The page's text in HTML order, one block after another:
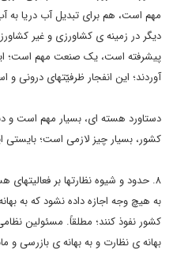
مهم است، هم برای تبدیل آب دریا به
دیگر در زمینه ی کشاورزی و غیر
پیشرفته است، یک صنعت مهم است؛
آوردند؛ این انفجار ظرفیّتهای درونی
دستاورد هسته ای، بسیار مهم است و
کشور، بسیار چیز لازمی است؛ بایستی این
۸. حدود و شیوه نظارتها بر فعالیتهای هسته ای ایران باید چگونه باشد؟
به هیچ وجه اجازه داده نشود که به
کشور نفوذ کنند؛ مطلقاً. مسئولین
بهانه ی نظارت و به بهانه ی بازرسی و